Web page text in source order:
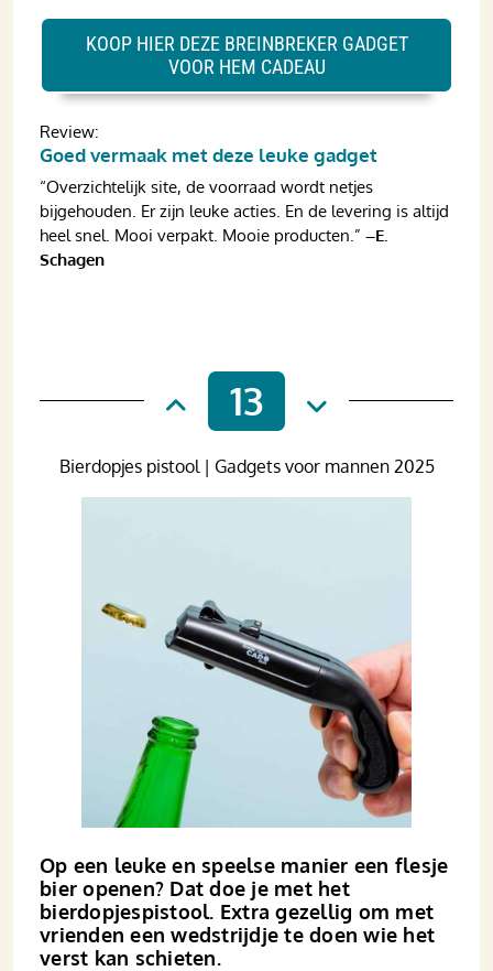
Review:
Goed vermaak met deze leuke gadget
“Overzichtelijk site, de voorraad wordt netjes
bijgehouden. Er zijn leuke acties. En de levering is altijd
heel snel. Mooi verpakt. Mooie producten.” –E.
Schagen
KOOP HIER DEZE BREINBREKER GADGET
VOOR HEM CADEAU
13
Op een leuke en speelse manier een flesje
bier openen? Dat doe je met het
bierdopjespistool. Extra gezellig om met
vrienden een wedstrijdje te doen wie het
verst kan schieten.
Bierdopjes pistool | Gadgets voor mannen 2025